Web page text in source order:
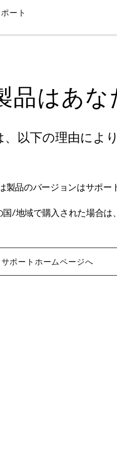
ート
品はあ
、以下の理由によ
製品のバージョンはサポー
国/地域で購入された場合
サポートホームページへ